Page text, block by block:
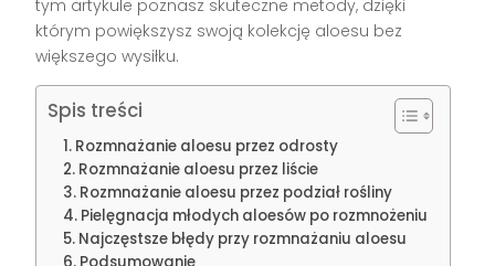
tym artykule poznasz skuteczne metody, dzięki
którym powiększysz swoją kolekcję aloesu bez
większego wysiłku.
Spis treści
Rozmnażanie aloesu przez odrosty
Rozmnażanie aloesu przez liście
Rozmnażanie aloesu przez podział rośliny
Pielęgnacja młodych aloesów po rozmnożeniu
Najczęstsze błędy przy rozmnażaniu aloesu